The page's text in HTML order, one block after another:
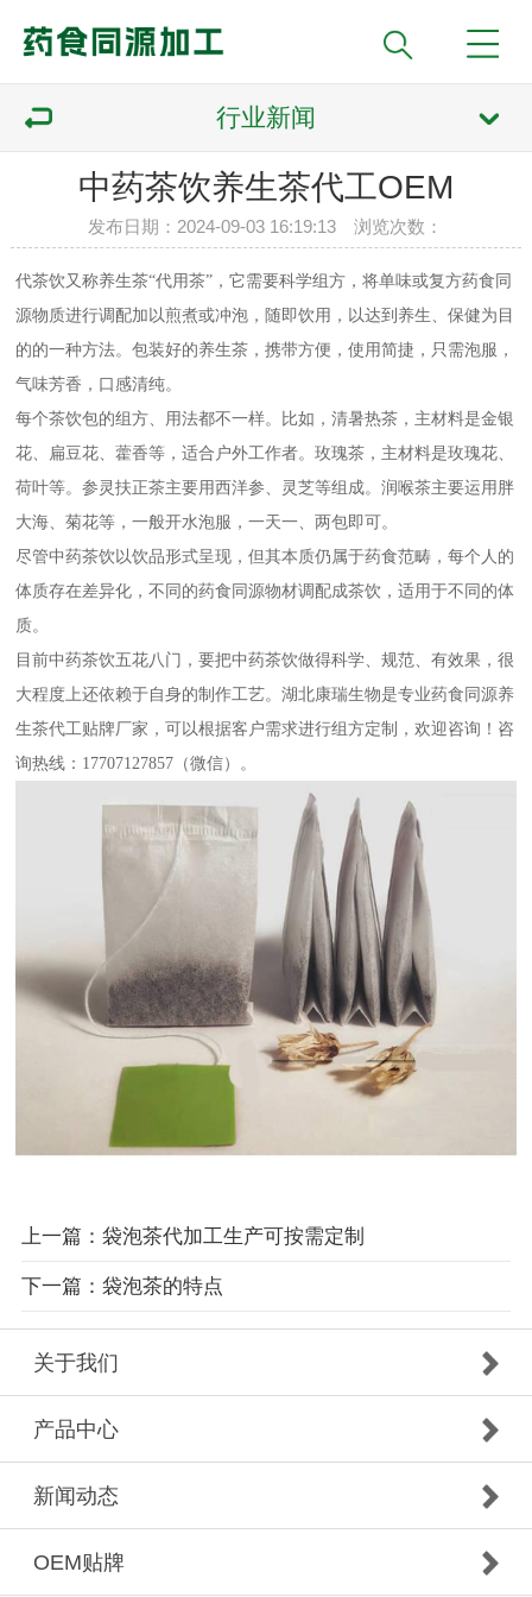
行业新闻
中药茶饮养生茶代工OEM
发布日期：2024-09-03 16:19:13 浏览次数：
代茶饮又称养生茶“代用茶”，它需要科学组方，将单味或复方药食同
源物质进行调配加以煎煮或冲泡，随即饮用，以达到养生、保健为目
的的一种方法。包装好的养生茶，携带方便，使用简捷，只需泡服，
气味芳香，口感清纯。
每个茶饮包的组方、用法都不一样。比如，清暑热茶，主材料是金银
花、扁豆花、藿香等，适合户外工作者。玫瑰茶，主材料是玫瑰花、
荷叶等。参灵扶正茶主要用西洋参、灵芝等组成。润喉茶主要运用胖
大海、菊花等，一般开水泡服，一天一、两包即可。
尽管中药茶饮以饮品形式呈现，但其本质仍属于药食范畴，每个人的
体质存在差异化，不同的药食同源物材调配成茶饮，适用于不同的体
质。
目前中药茶饮五花八门，要把中药茶饮做得科学、规范、有效果，很
大程度上还依赖于自身的制作工艺。湖北康瑞生物是专业药食同源养
生茶代工贴牌厂家，可以根据客户需求进行组方定制，欢迎咨询！咨
询热线：17707127857（微信）。
上一篇：袋泡茶代加工生产可按需定制
下一篇：袋泡茶的特点
关于我们
产品中心
新闻动态
OEM贴牌